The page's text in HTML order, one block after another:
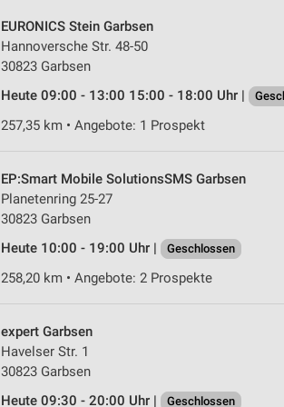
EURONICS Stein Garbsen
Hannoversche Str. 48-50
30823 Garbsen
Heute 09:00 - 13:00 15:00 - 18:00 Uhr |
257,35 km • Angebote: 1 Prospekt
EP:Smart Mobile SolutionsSMS Garbsen
Planetenring 25-27
30823 Garbsen
Heute 10:00 - 19:00 Uhr |
Geschlossen
258,20 km • Angebote: 2 Prospekte
expert Garbsen
Havelser Str. 1
30823 Garbsen
Heute 09:30 - 20:00 Uhr |
Geschlossen